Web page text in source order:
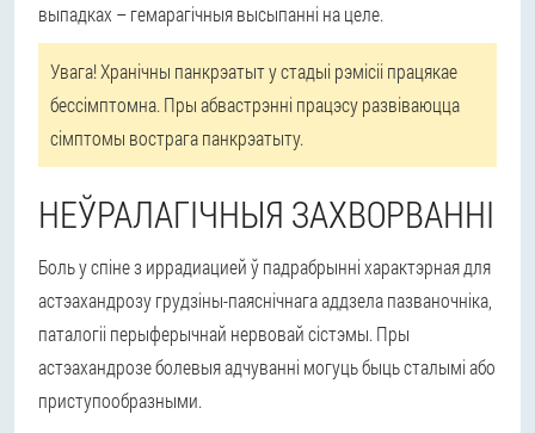
выпадках – гемарагічныя высыпанні на целе.
Увага! Хранічны панкрэатыт у стадыі рэмісіі працякае
бессімптомна. Пры абвастрэнні працэсу развіваюцца
сімптомы вострага панкрэатыту.
НЕЎРАЛАГІЧНЫЯ ЗАХВОРВАННІ
Боль у спіне з иррадиацией ў падрабрынні характэрная для
астэахандрозу грудзіны-паяснічнага аддзела пазваночніка,
паталогіі перыферычнай нервовай сістэмы. Пры
астэахандрозе болевыя адчуванні могуць быць сталымі або
приступообразными.